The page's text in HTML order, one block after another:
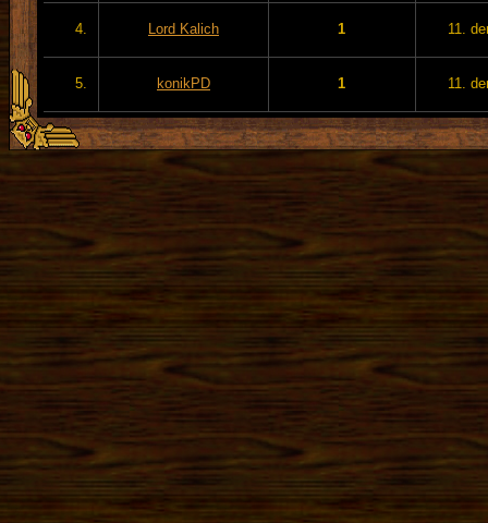
4. Lord Kalich 1 11.
5. konikPD 1 11.